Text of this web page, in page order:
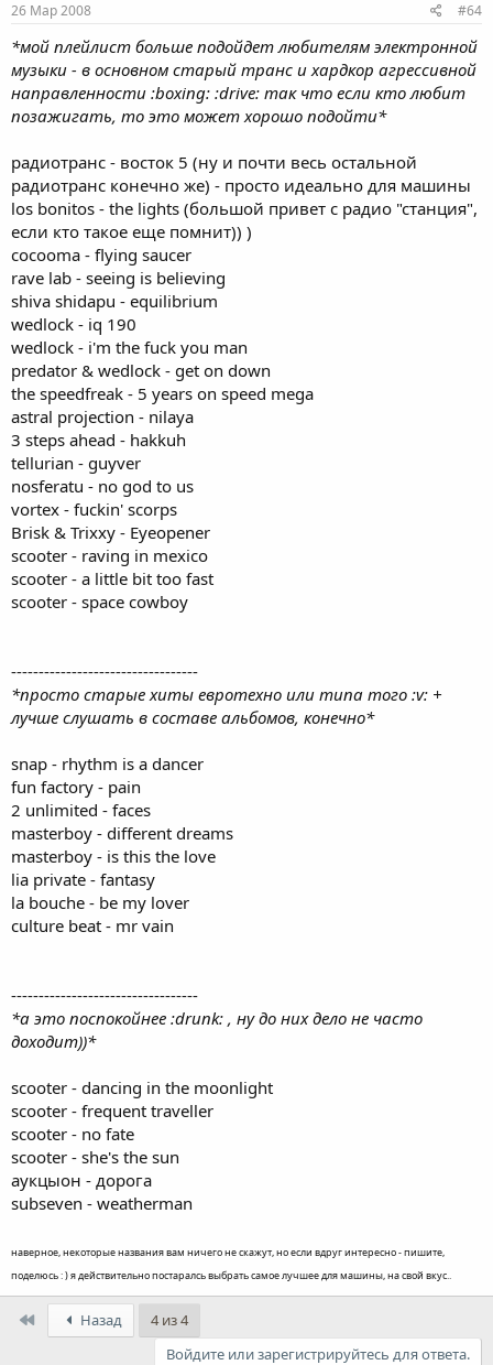
26 Мар 2008 #64
*мой плейлист больше подойдет любителям электронной
музыки - в основном старый транс и хардкор агрессивной
направленности :boxing: :drive: так что если кто любит
позажигать, то это может хорошо подойти*
радиотранс - восток 5 (ну и почти весь остальной
радиотранс конечно же) - просто идеально для машины
los bonitos - the lights (большой привет с радио "станция",
если кто такое еще помнит)) )
cocooma - flying saucer
rave lab - seeing is believing
shiva shidapu - equilibrium
wedlock - iq 190
wedlock - i'm the fuck you man
predator & wedlock - get on down
the speedfreak - 5 years on speed mega
astral projection - nilaya
3 steps ahead - hakkuh
tellurian - guyver
nosferatu - no god to us
vortex - fuckin' scorps
Brisk & Trixxy - Eyeopener
scooter - raving in mexico
scooter - a little bit too fast
scooter - space cowboy
----------------------------------
*просто старые хиты евротехно или типа того :v: +
лучше слушать в составе альбомов, конечно*
snap - rhythm is a dancer
fun factory - pain
2 unlimited - faces
masterboy - different dreams
masterboy - is this the love
lia private - fantasy
la bouche - be my lover
culture beat - mr vain
----------------------------------
*а это поспокойнее :drunk: , ну до них дело не часто
доходит))*
scooter - dancing in the moonlight
scooter - frequent traveller
scooter - no fate
scooter - she's the sun
аукцыон - дорога
subseven - weatherman
наверное, некоторые названия вам ничего не скажут, но если вдруг интересно - пишите,
поделюсь : ) я действительно постаралсь выбрать самое лучшее для машины, на свой вкус..
Назад
4 из 4
Войдите или зарегистрируйтесь для ответа.